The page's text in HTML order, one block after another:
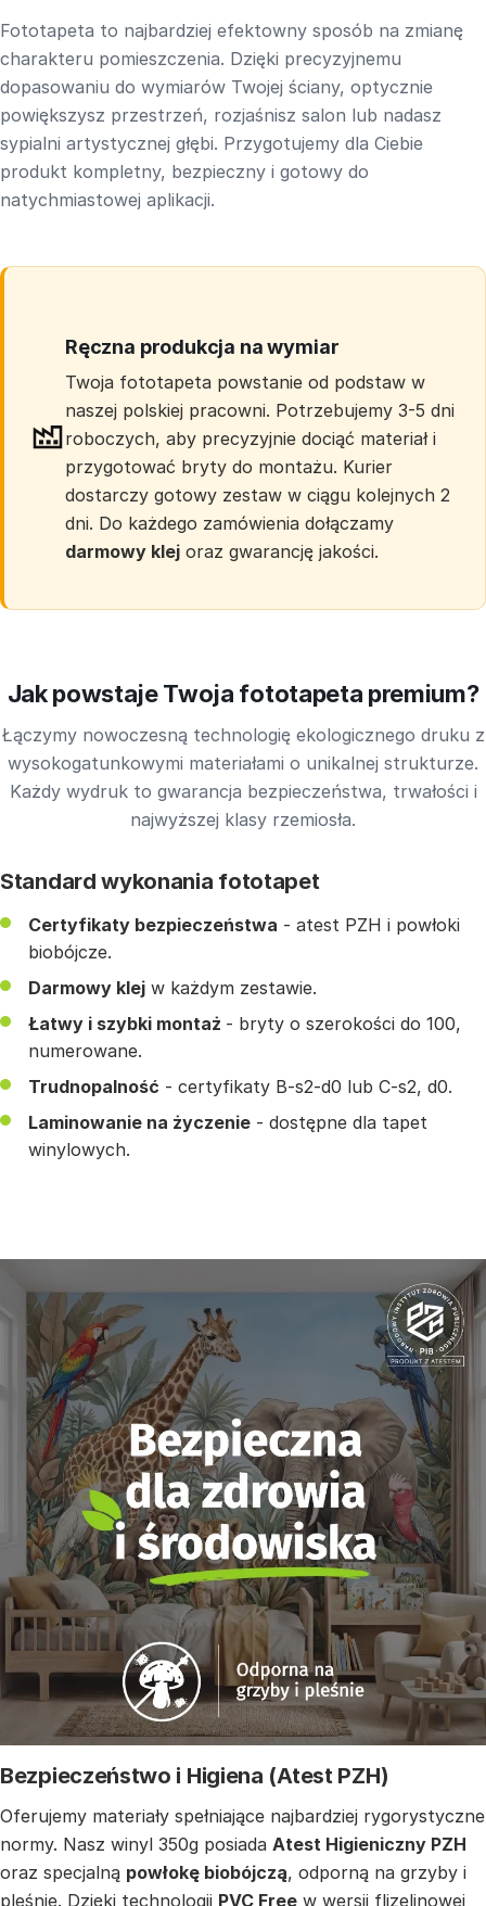
Fototapeta to najbardziej efektowny sposób na zmianę
charakteru pomieszczenia. Dzięki precyzyjnemu
dopasowaniu do wymiarów Twojej ściany, optycznie
powiększysz przestrzeń, rozjaśnisz salon lub nadasz
sypialni artystycznej głębi. Przygotujemy dla Ciebie
produkt kompletny, bezpieczny i gotowy do
natychmiastowej aplikacji.
Ręczna produkcja na wymiar
Twoja fototapeta powstanie od podstaw w
naszej polskiej pracowni. Potrzebujemy 3-5 dni
roboczych, aby precyzyjnie dociąć materiał i
przygotować bryty do montażu. Kurier
dostarczy gotowy zestaw w ciągu kolejnych 2
dni. Do każdego zamówienia dołączamy
darmowy klej oraz gwarancję jakości.
Jak powstaje Twoja fototapeta premium?
Łączymy nowoczesną technologię ekologicznego druku z
wysokogatunkowymi materiałami o unikalnej strukturze.
Każdy wydruk to gwarancja bezpieczeństwa, trwałości i
najwyższej klasy rzemiosła.
Standard wykonania fototapet
Certyfikaty bezpieczeństwa - atest PZH i powłoki
biobójcze.
Darmowy klej w każdym zestawie.
Łatwy i szybki montaż - bryty o szerokości do 100,
numerowane.
Trudnopalność - certyfikaty B-s2-d0 lub C-s2, d0.
Laminowanie na życzenie - dostępne dla tapet
winylowych.
Bezpieczeństwo i Higiena (Atest PZH)
Oferujemy materiały spełniające najbardziej rygorystyczne
normy. Nasz winyl 350g posiada Atest Higieniczny PZH
oraz specjalną powłokę biobójczą, odporną na grzyby i
pleśnie. Dzięki technologii PVC Free w wersji flizelinowej